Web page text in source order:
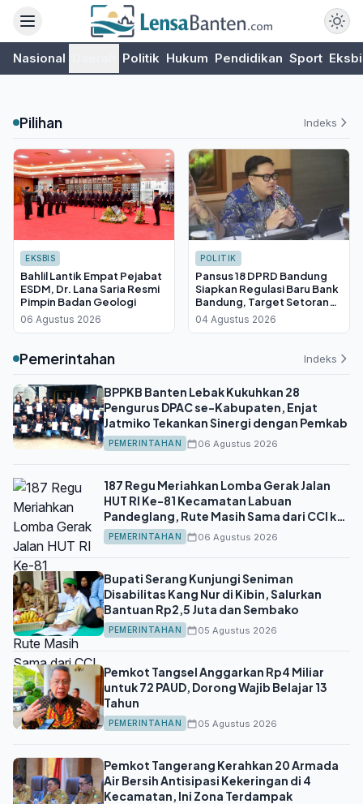
Nasional Politik Hukum Pendidikan Sport
Pilihan Indeks
EKSBIS
Bahlil Lantik Empat Pejabat
ESDM, Dr. Lana Saria Resmi
Pimpin Badan Geologi
06 Agustus 2026
POLITIK
Pansus 18 DPRD Bandung
Siapkan Regulasi Baru Bank
Bandung, Target Setoran
PAD dan Pembiayaan UMKM
04 Agustus 2026
Pemerintahan Indeks
BPPKB Banten Lebak Kukuhkan 28
Pengurus DPAC se-Kabupaten, Enjat
Jatmiko Tekankan Sinergi dengan Pemkab
PEMERINTAHAN 06 Agustus 2026
187 Regu Meriahkan Lomba Gerak Jalan
HUT RI Ke-81 Kecamatan Labuan
Pandeglang, Rute Masih Sama dari CCI ke
Lapangan Ahmad Yani
PEMERINTAHAN 06 Agustus 2026
Bupati Serang Kunjungi Seniman
Disabilitas Kang Nur di Kibin, Salurkan
Bantuan Rp2,5 Juta dan Sembako
PEMERINTAHAN 05 Agustus 2026
Pemkot Tangsel Anggarkan Rp4 Miliar
untuk 72 PAUD, Dorong Wajib Belajar 13
Tahun
PEMERINTAHAN 05 Agustus 2026
Pemkot Tangerang Kerahkan 20 Armada
Air Bersih Antisipasi Kekeringan di 4
Kecamatan, Ini Zona Terdampak